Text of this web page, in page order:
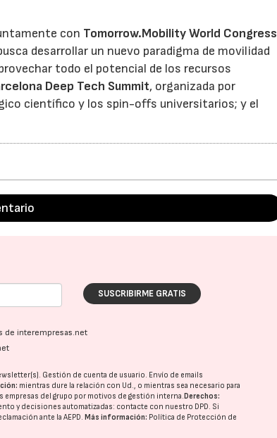
con Tomorrow.Mobility World Congress
desarrollar un nuevo paradigma de movilidad
todo el potencial de los recursos
Deep Tech Summit, organizada por
científico y los spin-offs universitarios; y el
SUSCRIBIRME GRATIS
de interempresas.net
Gestión de cuenta de usuario. Envío de emails
mientras dure la relación con Ud., o mientras sea necesario para
empresas del grupo por motivos de gestión interna.Derechos:
y decisiones automatizadas: contacte con nuestro DPD. Si
ante laAEPD.Más información: Política de Protección de